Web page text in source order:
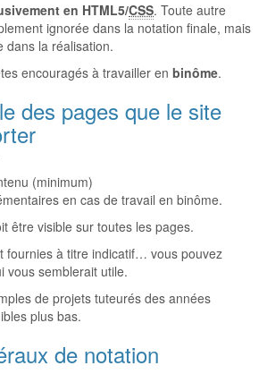
en HTML5/CSS. Toute autre
ignorée dans la notation finale, mais
dans la réalisation.
encouragés à travailler en binôme.
des pages que le site
(minimum)
en cas de travail en binôme.
être visible sur toutes les pages.
fournies à titre indicatif… vous pouvez
vous semblerait utile.
de projets tuteurés des années
plus bas.
de notation